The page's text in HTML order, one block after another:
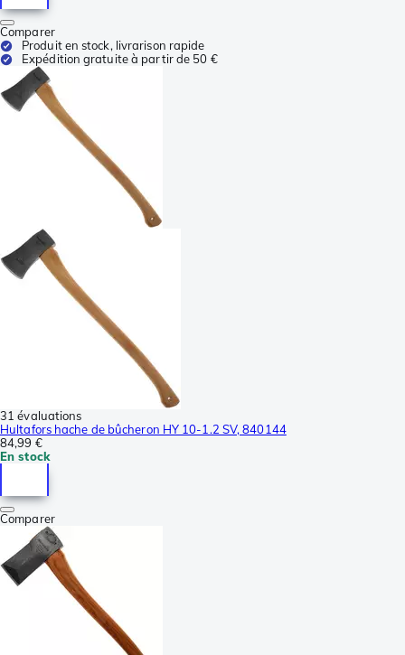
Comparer
Produit en stock, livrarison rapide
Expédition gratuite à partir de 50 €
31 évaluations
Hultafors hache de bûcheron HY 10-1.2 SV, 840144
84,99 €
En stock
Comparer